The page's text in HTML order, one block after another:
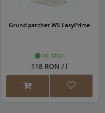
Grund parchet WS EasyPrime
In stoc
118 RON / l